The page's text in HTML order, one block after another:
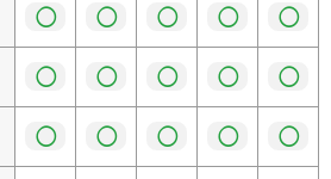
◯ ◯ ◯ ◯ ◯
◯ ◯ ◯ ◯ ◯
◯ ◯ ◯ ◯ ◯